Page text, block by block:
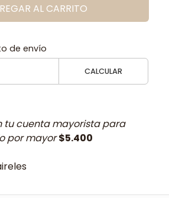
AL CARRITO
de envío
CALCULAR
tu cuenta mayorista para
por mayor$5.400